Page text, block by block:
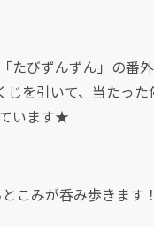
びずんずん」の番外
を引いて、当たった
います★
こみが呑み歩きま